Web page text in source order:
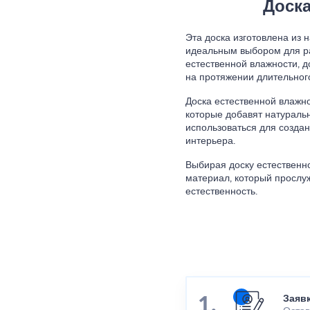
Эта доска изготовлена из
идеальным выбором для
естественной влажности,
на протяжении
Доска естественной
которые добавят
использоваться для
интерьера.
Выбирая доску
материал, который
естественность.